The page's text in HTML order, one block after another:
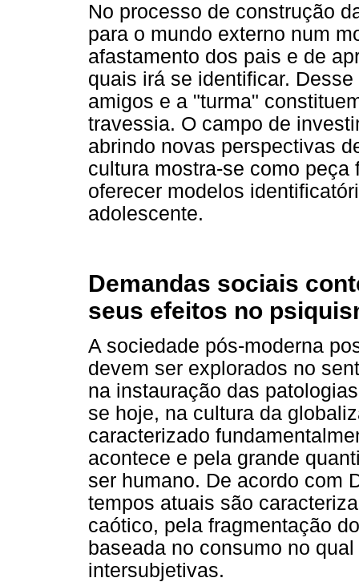
No processo de construção
para o mundo externo num
afastamento dos pais e de
quais irá se identificar.
amigos e a "turma"
travessia. O campo de
abrindo novas perspectivas
cultura mostra-se como
oferecer modelos
adolescente.
Demandas sociais
seus efeitos no
A sociedade pós-moderna
devem ser explorados no
na instauração das
se hoje, na cultura da
caracterizado
acontece e pela grande
ser humano. De acordo com
tempos atuais são
caótico, pela fragmentação
baseada no consumo no
intersubjetivas.